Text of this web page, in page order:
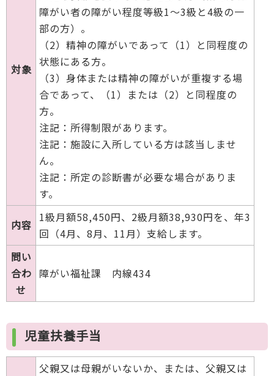
対象
障がい者の障がい程度等級1～3級と4級の一
部の方）。
（2）精神の障がいであって（1）と同程度の
状態にある方。
（3）身体または精神の障がいが重複する場
合であって、（1）または（2）と同程度の
方。
注記：所得制限があります。
注記：施設に入所している方は該当しませ
ん。
注記：所定の診断書が必要な場合がありま
す。
内容
1級月額58,450円、2級月額38,930円を、年3
回（4月、8月、11月）支給します。
問い
合わ
せ
障がい福祉課 内線434
児童扶養手当
父親又は母親がいないか、または、父親又は